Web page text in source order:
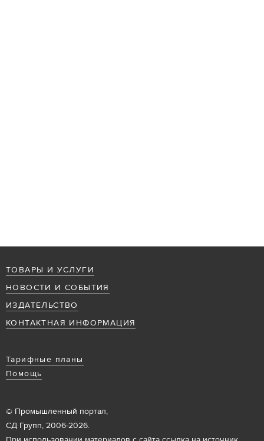
ТОВАРЫ И УСЛУГИ
НОВОСТИ И СОБЫТИЯ
ИЗДАТЕЛЬСТВО
КОНТАКТНАЯ ИНФОРМАЦИЯ
Тарифные планы
Помощь
© Промышленный портал,
СД Групп, 2006-2026.